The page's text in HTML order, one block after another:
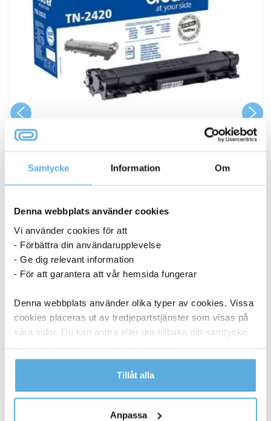
Samtycke Information Om
Denna webbplats använder cookies
Vi använder cookies för att
- Förbättra din användarupplevelse
- Ge dig relevant information
- För att garantera att vår hemsida fungerar
Denna webbplats använder olika typer av cookies. Vissa
cookies placeras ut av tredjepartstjänster som visas på
våra sidor. Du kan ändra eller dra tillbaka ditt samtycke
Läs mer i vår integritetspolicy om vilka vi är, hur du
kontaktar oss och på vilket sätt vi behandlar
Tillåt alla
Anpassa
Lasertoner Brother 3000sid TN2420 svart
Lasertoner
Brother
3000sid
svart
mängd
Köp nu
I lager
ANDRA KÖPTE OCKSÅ